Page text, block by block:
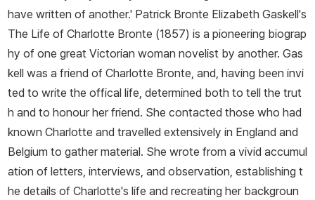
have written of another.' Patrick Bronte Elizabeth Gaskell's
The Life of Charlotte Bronte (1857) is a pioneering biograp
hy of one great Victorian woman novelist by another. Gas
kell was a friend of Charlotte Bronte, and, having been invi
ted to write the offical life, determined both to tell the trut
h and to honour her friend. She contacted those who had
known Charlotte and travelled extensively in England and
Belgium to gather material. She wrote from a vivid accumul
ation of letters, interviews, and observation, establishing t
he details of Charlotte's life and recreating her backgroun